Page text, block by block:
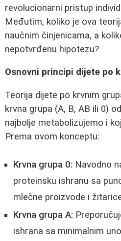
revolucionarni pristup
Međutim, koliko je ova
naučnim činjenicama, a
nepotvrđenu hipotezu?
Osnovni principi dijete po
Teorija dijete po krvnim
krvna grupa (A, B, AB ili 0)
najbolje metabolizujemo i
Prema ovom konceptu:
Krvna grupa 0: Navodno
proteinsku ishranu sa
mlečne proizvode i
Krvna grupa A:
ishrana sa minimalnim